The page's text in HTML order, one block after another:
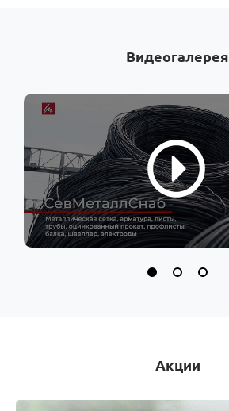
Видеогалерея
Акции